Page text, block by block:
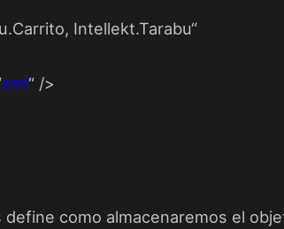
Intellekt.Tarabu“
xml“ />
define como almacenaremos el